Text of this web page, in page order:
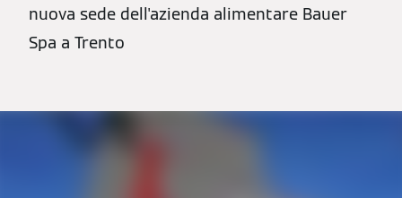
nuova sede dell'azienda alimentare Bauer
Spa a Trento